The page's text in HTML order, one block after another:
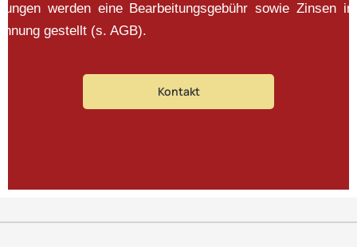
werden eine Bearbeitungsgebühr sowie Zinsen
gestellt (s. AGB).
Kontakt